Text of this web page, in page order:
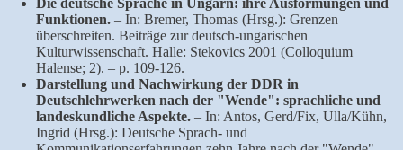
Funktionen. – In: Bremer, Thomas (Hrsg.): Grenzen
überschreiten. Beiträge zur deutsch-ungarischen
Kulturwissenschaft. Halle: Stekovics 2001 (Colloquium
Halense; 2). – p. 109-126.
Darstellung und Nachwirkung der DDR in
Deutschlehrwerken nach der "Wende": sprachliche und
landeskundliche Aspekte. – In: Antos, Gerd/Fix, Ulla/Kühn,
Ingrid (Hrsg.): Deutsche Sprach- und